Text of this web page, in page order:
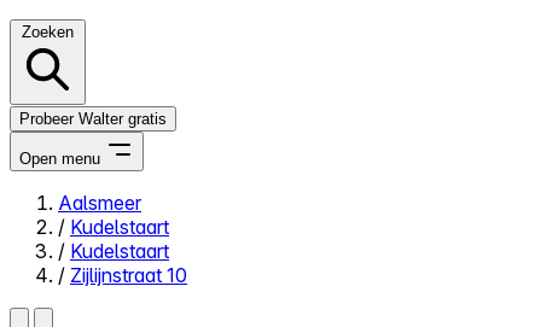
Zoeken
Probeer Walter gratis
Open menu
Close menu
Aalsmeer
/ Kudelstaart
/ Kudelstaart
/ Zijlijnstraat 10